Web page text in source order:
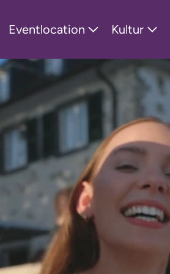
Eventlocation Kultur